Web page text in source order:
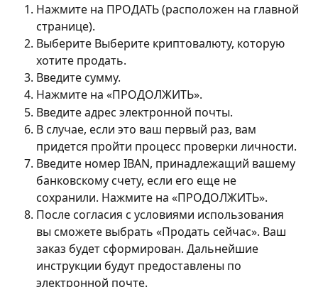
Нажмите на ПРОДАТЬ (расположен на главной
странице).
Выберите Выберите криптовалюту, которую
хотите продать.
Введите сумму.
Нажмите на «ПРОДОЛЖИТЬ».
Введите адрес электронной почты.
В случае, если это ваш первый раз, вам
придется пройти процесс проверки личности.
Введите номер IBAN, принадлежащий вашему
банковскому счету, если его еще не
сохранили. Нажмите на «ПРОДОЛЖИТЬ».
После согласия с условиями использования
вы сможете выбрать «Продать сейчас». Ваш
заказ будет сформирован. Дальнейшие
инструкции будут предоставлены по
электронной почте.